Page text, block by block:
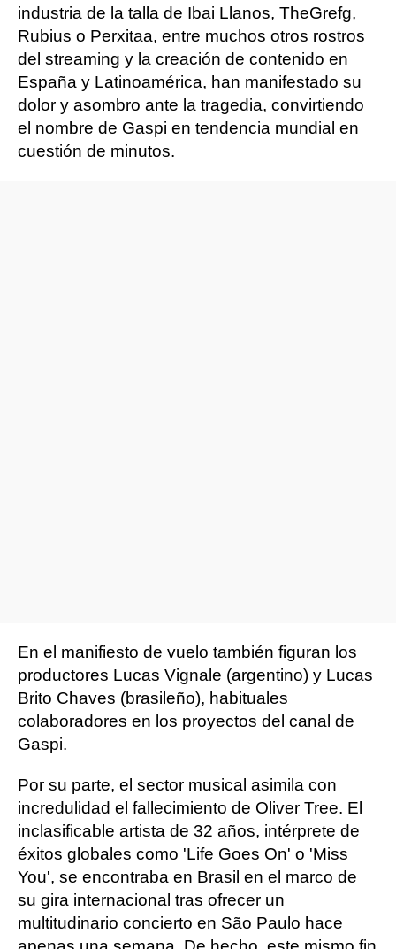
industria de la talla de Ibai Llanos, TheGrefg,
Rubius o Perxitaa, entre muchos otros rostros
del streaming y la creación de contenido en
España y Latinoamérica, han manifestado su
dolor y asombro ante la tragedia, convirtiendo
el nombre de Gaspi en tendencia mundial en
cuestión de minutos.
En el manifiesto de vuelo también figuran los
productores Lucas Vignale (argentino) y Lucas
Brito Chaves (brasileño), habituales
colaboradores en los proyectos del canal de
Gaspi.
Por su parte, el sector musical asimila con
incredulidad el fallecimiento de Oliver Tree. El
inclasificable artista de 32 años, intérprete de
éxitos globales como 'Life Goes On' o 'Miss
You', se encontraba en Brasil en el marco de
su gira internacional tras ofrecer un
multitudinario concierto en São Paulo hace